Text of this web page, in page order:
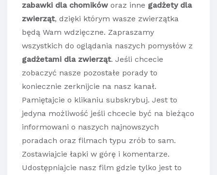
zabawki dla chomików oraz inne gadżety dla
zwierząt, dzięki którym wasze zwierzątka
będą Wam wdzięczne. Zapraszamy
wszystkich do oglądania naszych pomysłów z
gadżetami dla zwierząt. Jeśli chcecie
zobaczyć nasze pozostałe porady to
koniecznie zerknijcie na nasz kanał.
Pamiętajcie o klikaniu subskrybuj. Jest to
jedyna możliwość jeśli chcecie być na bieżąco
informowani o naszych najnowszych
poradach oraz filmach typu zrób to sam.
Zostawiajcie łapki w górę i komentarze.
Udostępniajcie nasz film gdzie tylko jest to